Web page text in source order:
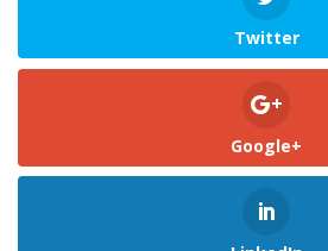
Twitter
Google+